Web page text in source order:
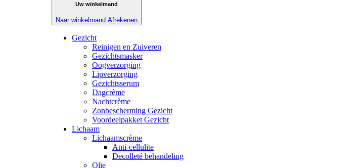
Uw winkelmand
Naar winkelmand Afrekenen
Gezicht
Reinigen en Zuiveren
Gezichtsmasker
Oogverzorging
Lipverzorging
Gezichtsserum
Dagcrème
Nachtcrème
Zonbescherming Gezicht
Voordeelpakket Gezicht
Lichaam
Lichaamscrème
Anti-cellulite
Decolleté behandeling
Olie